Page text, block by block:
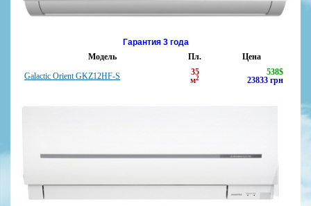
Гарантия 3 года
Модель
Пл.
Цена
Galactic Orient GKZ12HF-S
35
м2
538$
23833 грн